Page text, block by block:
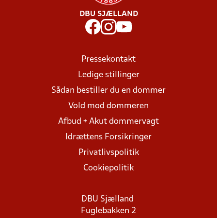
DBU SJÆLLAND
Pressekontakt
Ledige stillinger
Sådan bestiller du en dommer
Vold mod dommeren
Afbud + Akut dommervagt
Idrættens Forsikringer
Privatlivspolitik
Cookiepolitik
DBU Sjælland
Fuglebakken 2